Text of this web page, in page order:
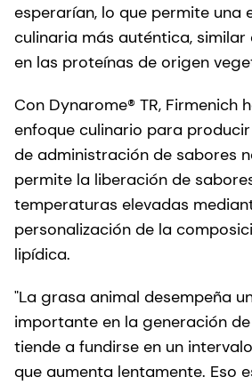
esperarían, lo que permite una
culinaria más auténtica, similar
en las proteínas de origen
Con Dynarome® TR, Firmenich
enfoque culinario para
de administración de sabores
permite la liberación de
temperaturas elevadas
personalización de la
lipídica.
"La grasa animal desempeña
importante en la generación
tiende a fundirse en un
que aumenta lentamente. Eso